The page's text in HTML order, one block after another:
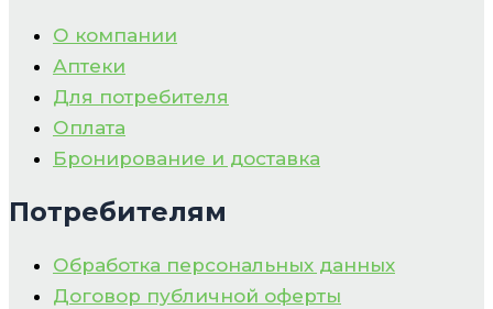
О компании
Аптеки
Для потребителя
Оплата
Бронирование и доставка
Потребителям
Обработка персональных данных
Договор публичной оферты